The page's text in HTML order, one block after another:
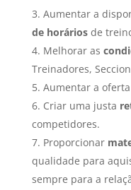
Aumentar a
de horáriosde
Melhorar as
Treinadores,
Aumentar a
Criar uma justa
competidores.
Proporcionar
qualidade para
sempre para a